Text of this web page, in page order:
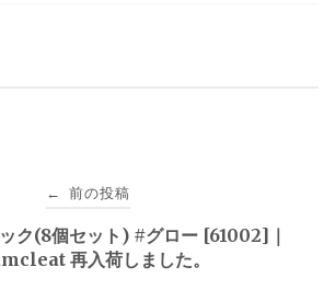
← 前の投稿
ク(8個セット) #グロー [61002]｜
再入荷しました。